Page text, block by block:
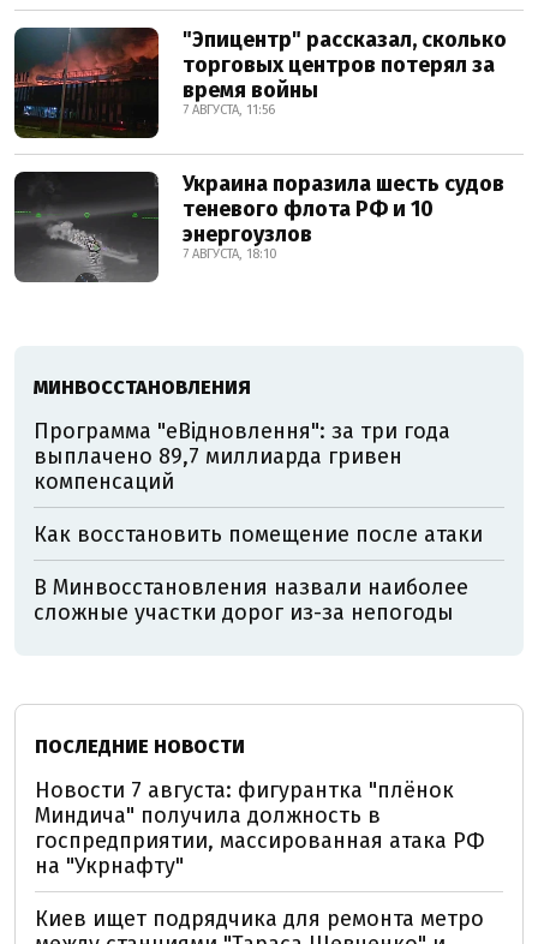
"Эпицентр" рассказал, сколько
торговых центров потерял за
время войны
7 АВГУСТА, 11:56
Украина поразила шесть судов
теневого флота РФ и 10
энергоузлов
7 АВГУСТА, 18:10
МИНВОССТАНОВЛЕНИЯ
Программа "еВідновлення": за три года
выплачено 89,7 миллиарда гривен
компенсаций
Как восстановить помещение после атаки
В Минвосстановления назвали наиболее
сложные участки дорог из-за непогоды
ПОСЛЕДНИЕ НОВОСТИ
Новости 7 августа: фигурантка "плёнок
Миндича" получила должность в
госпредприятии, массированная атака РФ
на "Укрнафту"
Киев ищет подрядчика для ремонта метро